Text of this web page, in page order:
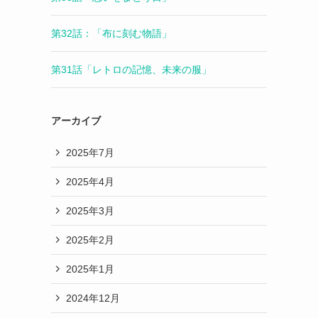
第32話：「布に刻む物語」
第31話「レトロの記憶、未来の服」
アーカイブ
2025年7月
2025年4月
2025年3月
2025年2月
2025年1月
2024年12月